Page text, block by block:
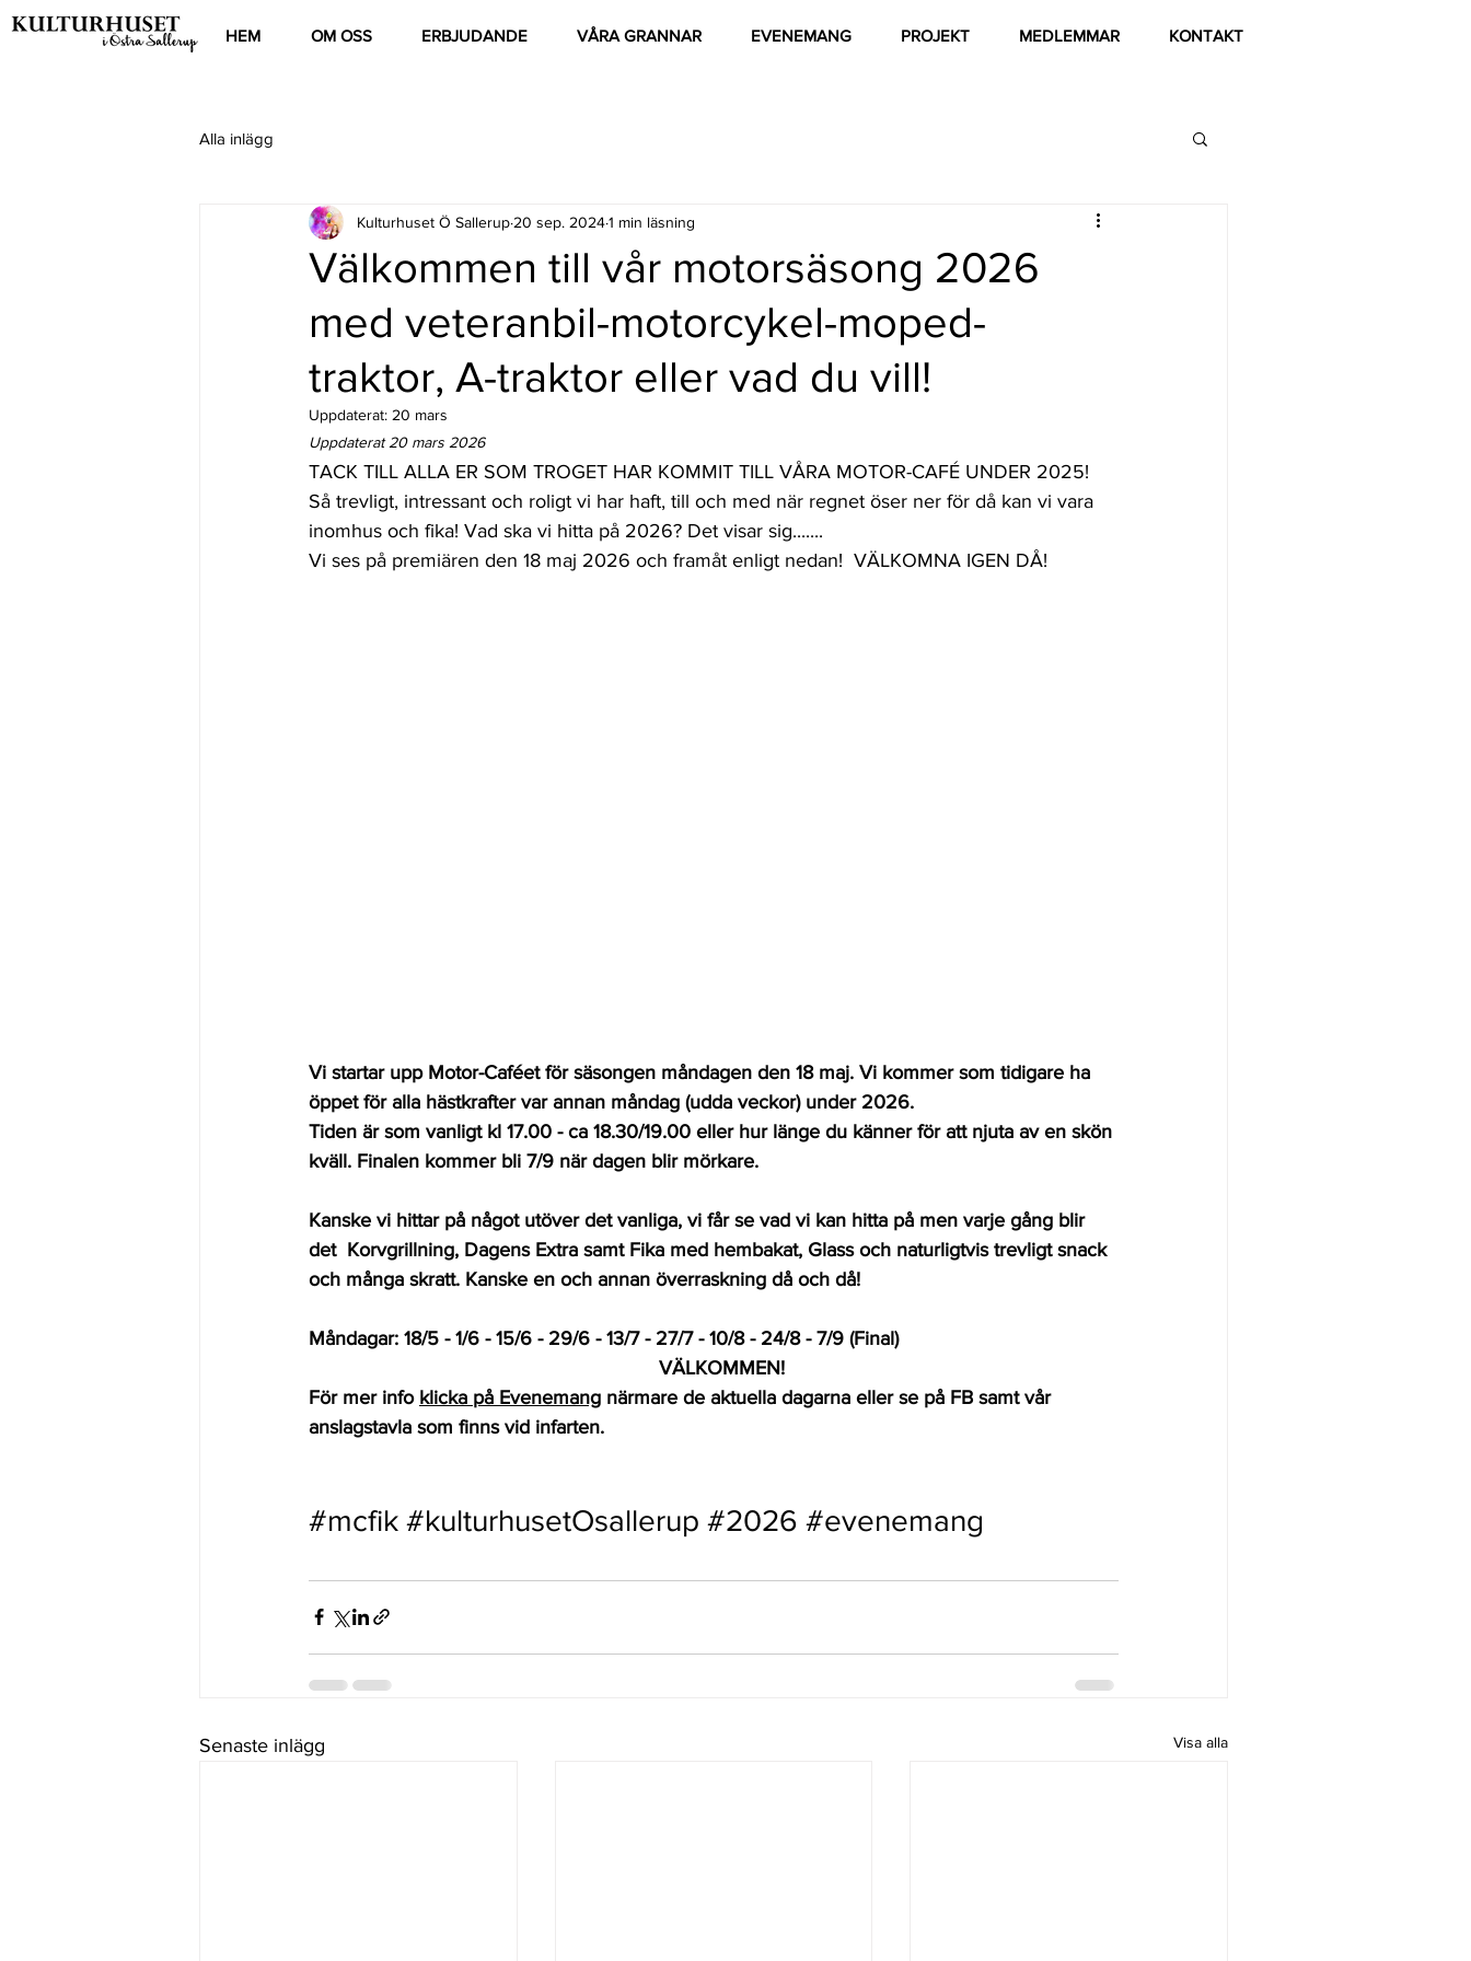
HEM OM OSS ERBJUDANDE VÅRA GRANNAR EVENEMANG PROJEKT MEDLEMMAR KONTAKT
Alla inlägg
Välkommen till vår motorsäsong 2026
med veteranbil-motorcykel-moped-
traktor, A-traktor eller vad du vill!
Kulturhuset Ö Sallerup 20 sep. 20241 min läsning
Uppdaterat: 20 mars
Uppdaterat 20 mars 2026
TACK TILL ALLA ER SOM TROGET HAR KOMMIT TILL VÅRA MOTOR-CAFÉ UNDER 2025!
Så trevligt, intressant och roligt vi har haft, till och med när regnet öser ner för då kan vi vara
inomhus och fika! Vad ska vi hitta på 2026? Det visar sig.......
Vi ses på premiären den 18 maj 2026 och framåt enligt nedan!  VÄLKOMNA IGEN DÅ!
Vi startar upp Motor-Caféet för säsongen måndagen den 18 maj. Vi kommer som tidigare ha
öppet för alla hästkrafter var annan måndag (udda veckor) under 2026.
Tiden är som vanligt kl 17.00 - ca 18.30/19.00 eller hur länge du känner för att njuta av en skön
kväll. Finalen kommer bli 7/9 när dagen blir mörkare.
Kanske vi hittar på något utöver det vanliga, vi får se vad vi kan hitta på men varje gång blir
det  Korvgrillning, Dagens Extra samt Fika med hembakat, Glass och naturligtvis trevligt snack
och många skratt. Kanske en och annan överraskning då och då!
Måndagar: 18/5 - 1/6 - 15/6 - 29/6 - 13/7 - 27/7 - 10/8 - 24/8 - 7/9 (Final)
VÄLKOMMEN!
För mer info klicka på Evenemang närmare de aktuella dagarna eller se på FB samt vår
anslagstavla som finns vid infarten.
#mcfik #kulturhusetOsallerup #2026 #evenemang
Senaste inlägg Visa alla